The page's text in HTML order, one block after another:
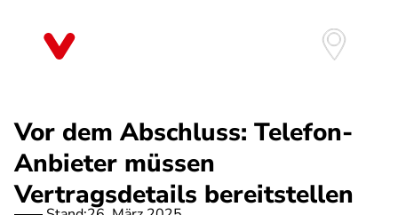
Vor dem Abschluss: Telefon-
Anbieter müssen
Vertragsdetails bereitstellen